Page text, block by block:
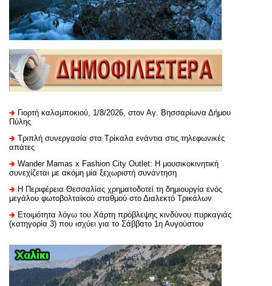
Γιορτή καλαμποκιού, 1/8/2026, στον Αγ. Βησσαρίωνα Δήμου
Πύλης
Τριπλή συνεργασία στα Τρίκαλα ενάντια στις τηλεφωνικές
απάτες
Wander Mamas x Fashion City Outlet: Η μουσικοκινητική
συνεχίζεται με ακόμη μία ξεχωριστή συνάντηση
H Περιφέρεια Θεσσαλίας χρηματοδοτεί τη δημιουργία ενός
μεγάλου φωτοβολταϊκού σταθμού στο Διαλεκτό Τρικάλων
Ετοιμότητα λόγω του Χάρτη πρόβλεψης κινδύνου πυρκαγιάς
(κατηγορία 3) που ισχύει για το Σάββατο 1η Αυγούστου